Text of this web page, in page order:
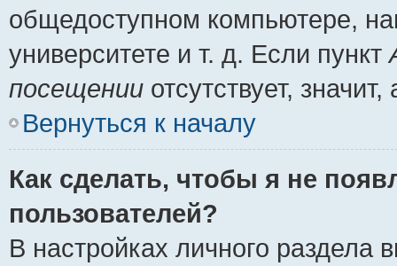
общедоступном компьютере,
университете и т. д. Если пункт
посещении отсутствует,
Вернуться к началу
Как сделать, чтобы я не
пользователей?
В настройках личного